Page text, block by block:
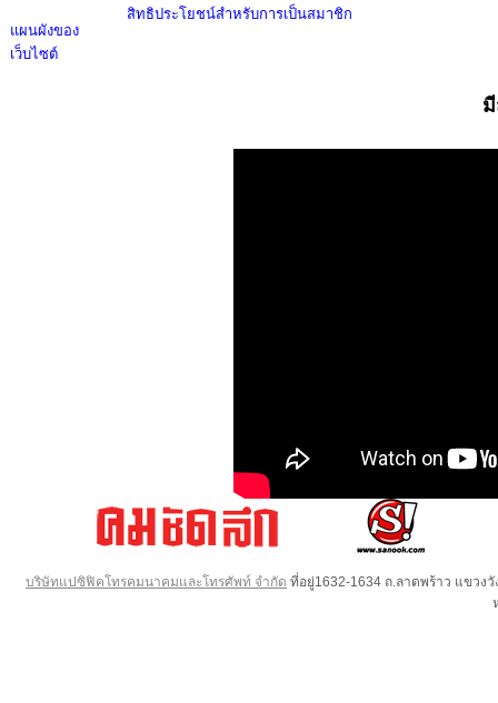
แผนผังของ
เว็บไซต์
สิทธิประโยชน์สำหรับการเป็นสมาชิก
บริษัทแปซิฟิคโทรคมนาคมและโทรศัพท์ จำกัด ที่อยู่1632-1634 ถ.ลาดพร้าว แขวง